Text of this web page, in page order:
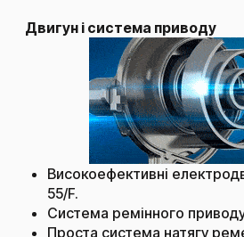
Двигун і система приводу​
Високоефективні
55/F.
Система ремінного
Проста система натягу